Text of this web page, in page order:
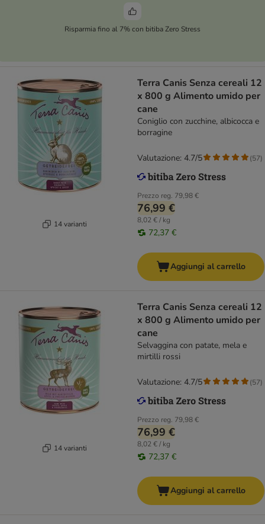
Risparmia fino al 7% con bitiba Zero Stress
14 varianti
Terra Canis Senza cereali 12
x 800 g Alimento umido per
cane
Coniglio con zucchine, albicocca e
borragine
Prezzo reg. 79,98 €
76,99 €
8,02 € / kg
72,37 €
Valutazione: 4.7/5 (57)
Aggiungi al carrello
14 varianti
Terra Canis Senza cereali 12
x 800 g Alimento umido per
cane
Selvaggina con patate, mela e
mirtilli rossi
Prezzo reg. 79,98 €
76,99 €
8,02 € / kg
72,37 €
Valutazione: 4.7/5 (57)
Aggiungi al carrello